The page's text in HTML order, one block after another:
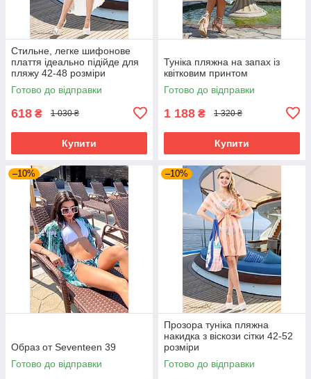
Стильне, легке шифонове
плаття ідеально підійде для
пляжу 42-48 розміри
Готово до відправки
618 ₴ 1 030 ₴
Купити
Туніка пляжна на запах із
квітковим принтом
Готово до відправки
1 188 ₴ 1 320 ₴
Купити
–10%
Образ от Seventeen 39
Готово до відправки
–10%
Прозора туніка пляжна
накидка з віскози сітки 42-52
розміри
Готово до відправки